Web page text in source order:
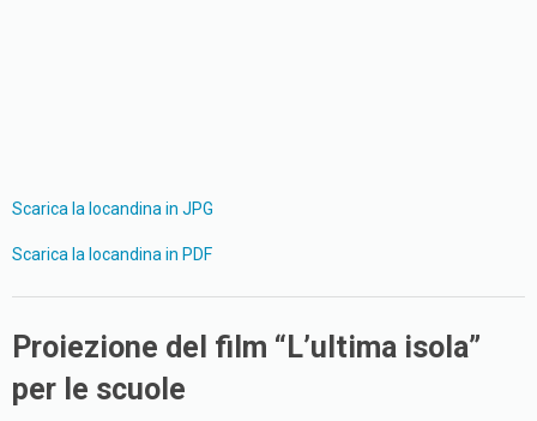
Scarica la locandina in JPG
Scarica la locandina in PDF
Proiezione del film “L’ultima isola”
per le scuole